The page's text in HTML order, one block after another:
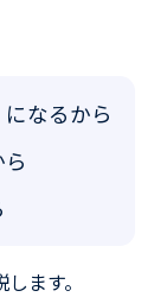
なるから
ます。